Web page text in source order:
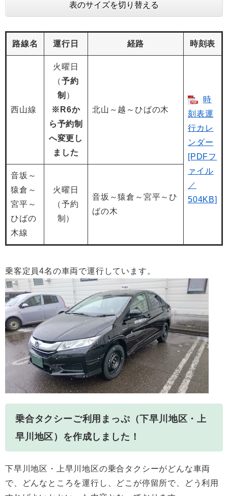
表のサイズを切り替える
路線名 運行日 経路 時刻表
西山線
火曜日
（予約
制 ）
※R6か
ら予約制
へ変更し
ました
北山～越～ひばの木
時
刻表運
行カレ
ンダー
[PDFフ
ァイル
／
504KB]
音坂～
猿倉～
宮平～
ひばの
木線
火曜日
（予約
制）
音坂～猿倉～宮平～ひ
ばの木
乗客定員4名の車両で運行しています。
乗合タクシーご利用まっぷ（下早川地区・上
早川地区）を作成しました！
下早川地区・上早川地区の乗合タクシーがどんな車両
で、どんなところを運行し、どこが停留所で、どう利用